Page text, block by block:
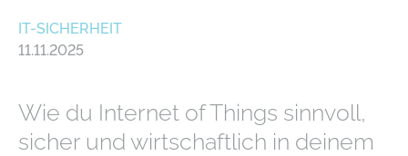
IT-SICHERHEIT
11.11.2025
Wie du Internet of Things sinnvoll,
sicher und wirtschaftlich in deinem